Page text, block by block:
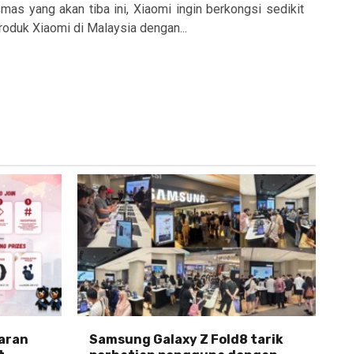
yang akan tiba ini, Xiaomi ingin berkongsi sedikit
Xiaomi di Malaysia dengan...
Samsung Galaxy Z Fold8 tarik